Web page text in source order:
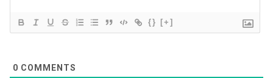
{} [+]
0 COMMENTS